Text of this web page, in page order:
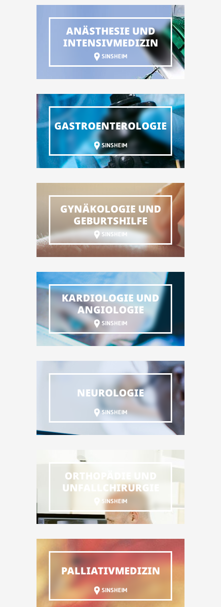
ANÄSTHESIE UND
INTENSIVMEDIZIN
SINSHEIM
GASTRO­ENTEROLOGIE
SINSHEIM
GYNÄKOLOGIE UND
GEBURTSHILFE
SINSHEIM
KARDIOLOGIE UND
ANGIOLOGIE
SINSHEIM
NEUROLOGIE
SINSHEIM
ORTHOPÄDIE UND
UNFALL­CHIRURGIE
SINSHEIM
PALLIATIVMEDIZIN
SINSHEIM